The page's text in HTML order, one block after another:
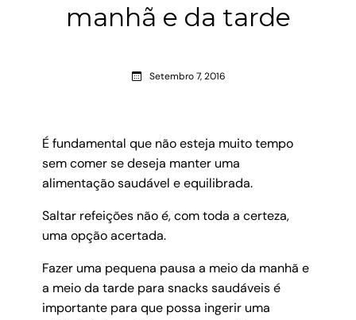
manhã e da tarde
Setembro 7, 2016
É fundamental que não esteja muito tempo
sem comer se deseja manter uma
alimentação saudável e equilibrada.
Saltar refeições não é, com toda a certeza,
uma opção acertada.
Fazer uma pequena pausa a meio da manhã e
a meio da tarde para snacks saudáveis é
importante para que possa ingerir uma